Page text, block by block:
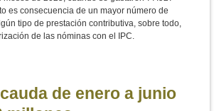
es consecuencia de un mayor número de
tipo de prestación contributiva, sobre todo,
de las nóminas con el IPC.
de enero a junio